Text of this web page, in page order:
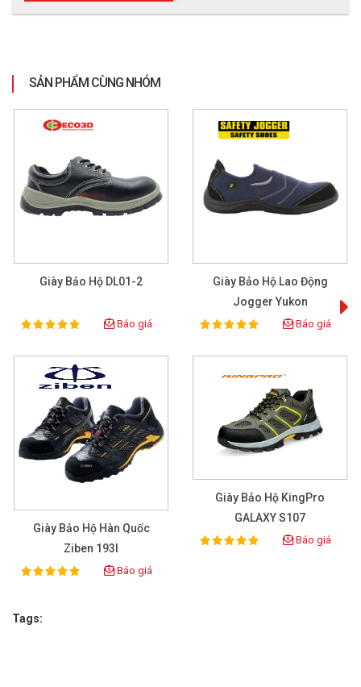
SẢN PHẨM CÙNG NHÓM
Giày Bảo Hộ DL01-2
Rating:
100% Báo giá
Giày Bảo Hộ Lao Động
Jogger Yukon
Rating:
100% Báo giá
Giày Bảo Hộ Hàn Quốc
Ziben 193I
Rating:
100% Báo giá
Giày Bảo Hộ KingPro
GALAXY S107
Rating:
100% Báo giá
Tags: